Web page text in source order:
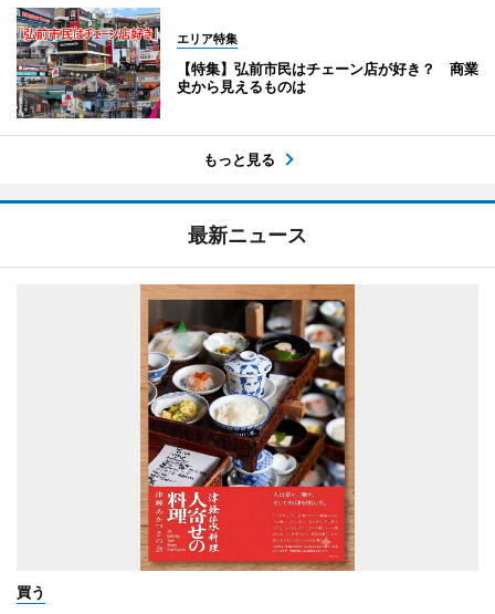
エリア特集
【特集】弘前市民はチェーン店が好き？ 商業
史から見えるものは
もっと見る
最新ニュース
買う